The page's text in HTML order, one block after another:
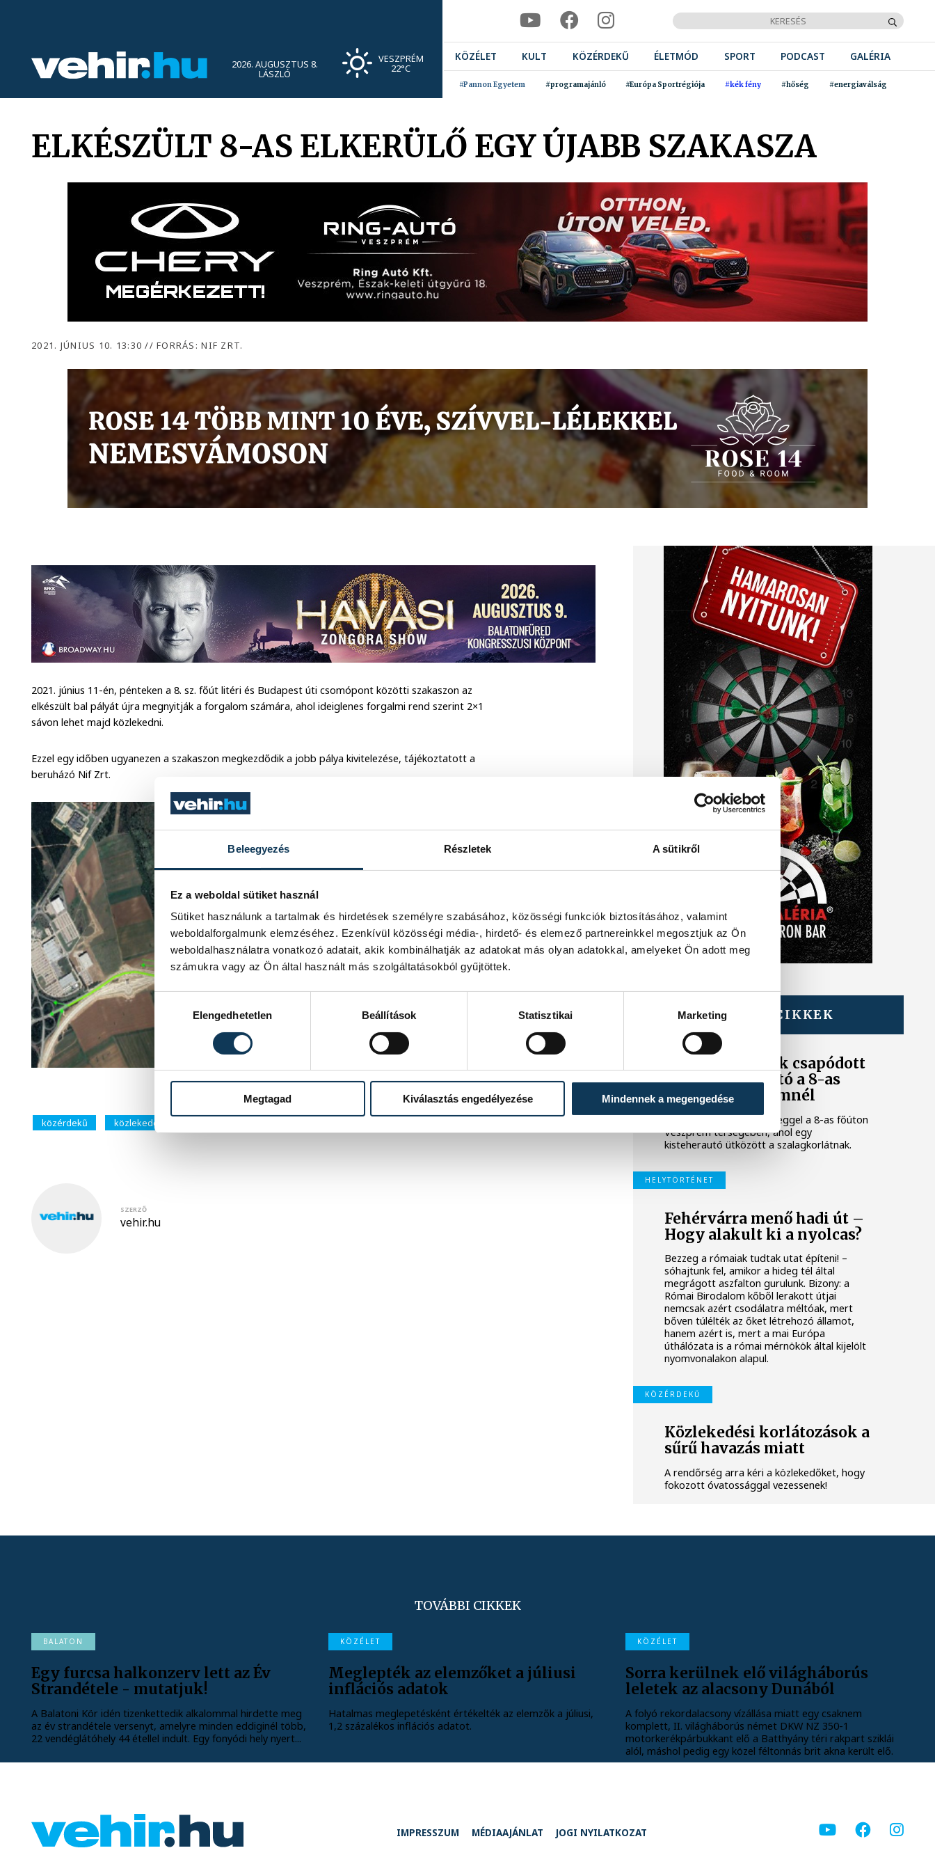
Beleegyezés Részletek A sütikről
Ez a weboldal sütiket használ
Sütiket használunk a tartalmak és hirdetések személyre szabásához, közösségi funkciók biztosításához, valamint
weboldalforgalmunk elemzéséhez. Ezenkívül közösségi média-, hirdető- és elemező partnereinkkel megosztjuk az Ön
weboldalhasználatra vonatkozó adatait, akik kombinálhatják az adatokat más olyan adatokkal, amelyeket Ön adott meg
számukra vagy az Ön által használt más szolgáltatásokból gyűjtöttek.
Elengedhetetlen
Beállítások Statisztikai Marketing
Megtagad Kiválasztás engedélyezése Mindennek a megengedése
2026. AUGUSZTUS 8.
LÁSZLÓ
VESZPRÉM
22°C
KÖZÉLET KULT KÖZÉRDEKŰ ÉLETMÓD SPORT PODCAST GALÉRIA
#Pannon Egyetem #programajánló #Európa Sportrégiója #kék fény #hőség #energiaválság
ELKÉSZÜLT 8-AS ELKERÜLŐ EGY ÚJABB SZAKASZA
2021. JÚNIUS 10. 13:30// FORRÁS: NIF ZRT.
2021. június 11-én, pénteken a 8. sz. főút litéri és Budapest úti csomópont közötti szakaszon az
elkészült bal pályát újra megnyitják a forgalom számára, ahol ideiglenes forgalmi rend szerint 2×1
sávon lehet majd közlekedni.
Ezzel egy időben ugyanezen a szakaszon megkezdődik a jobb pálya kivitelezése, tájékoztatott a
beruházó Nif Zrt.
közérdekű közlekedés
SZERZŐ
vehir.hu
TOVÁBBI CIKKEK
Szalagkorlátnak csapódott
egy kisteherautó a 8-as
főúton Veszprémnél
Baleset történt szerda reggel a 8-as főúton
Veszprém térségében, ahol egy
kisteherautó ütközött a szalagkorlátnak.
HELYTÖRTÉNET
Fehérvárra menő hadi út –
Hogy alakult ki a nyolcas?
Bezzeg a rómaiak tudtak utat építeni! –
sóhajtunk fel, amikor a hideg tél által
megrágott aszfalton gurulunk. Bizony: a
Római Birodalom kőből lerakott útjai
nemcsak azért csodálatra méltóak, mert
bőven túlélték az őket létrehozó államot,
hanem azért is, mert a mai Európa
úthálózata is a római mérnökök által kijelölt
nyomvonalakon alapul.
KÖZÉRDEKŰ
Közlekedési korlátozások a
sűrű havazás miatt
A rendőrség arra kéri a közlekedőket, hogy
fokozott óvatossággal vezessenek!
TOVÁBBI CIKKEK
BALATON
Egy furcsa halkonzerv lett az Év
Strandétele - mutatjuk!
A Balatoni Kör idén tizenkettedik alkalommal hirdette meg
az év strandétele versenyt, amelyre minden eddiginél több,
22 vendéglátóhely 44 étellel indult. Egy fonyódi hely nyert...
KÖZÉLET
Meglepték az elemzőket a júliusi
inflációs adatok
Hatalmas meglepetésként értékelték az elemzők a júliusi,
1,2 százalékos inflációs adatot.
KÖZÉLET
Sorra kerülnek elő világháborús
leletek az alacsony Dunából
A folyó rekordalacsony vízállása miatt egy csaknem
komplett, II. világháborús német DKW NZ 350-1
motorkerékpárbukkant elő a Batthyány téri rakpart sziklái
alól, máshol pedig egy közel féltonnás brit akna került elő.
IMPRESSZUM MÉDIAAJÁNLAT JOGI NYILATKOZAT